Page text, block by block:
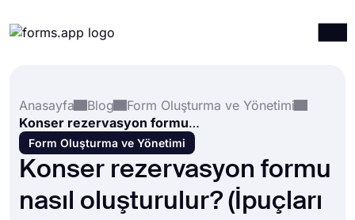
Entegrasyonlar
Şablonlar
Kaynaklar
Fiyatlandırma
Anasayfa
Blog
Form Oluşturma ve Yönetimi
Konser rezervasyon formu nasıl oluşturulur? (İpuçları ve ücretsiz şablonlarla)
Form Oluşturma ve Yönetimi
Konser rezervasyon formu
nasıl oluşturulur? (İpuçları